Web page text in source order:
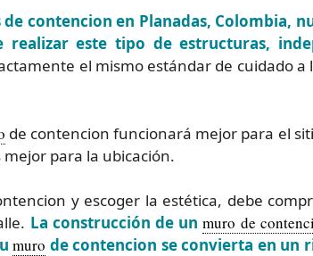
contencion en Planadas, Colombia,
este tipo de estructuras,
el mismo estándar de cuidado
de contencion funcionará mejor para el
para la ubicación.
y escoger la estética, debe
La construcción de unmuro de
muro de contencion se convierta en un